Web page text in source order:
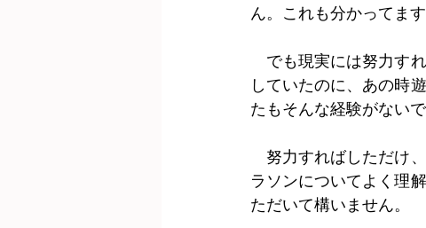
ん。これも分かってます
でも現実には努力す
していたのに、あの時
たもそんな経験がない
努力すればしただけ
ラソンについてよく理
ただいて構いません。